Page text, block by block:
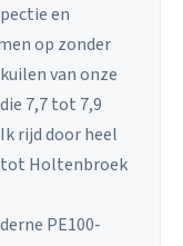
en
op zonder
van onze
7,7 tot 7,9
rijd door heel
tot Holtenbroek
PE100-